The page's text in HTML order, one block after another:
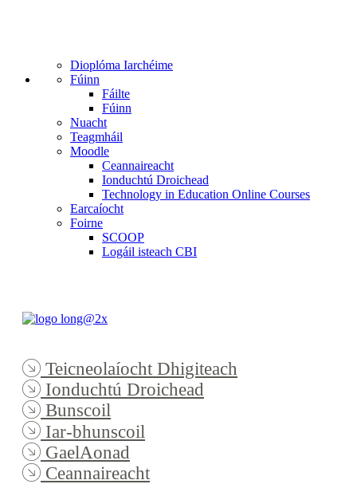
Dioplóma Iarchéime
Fúinn
Fáilte
Fúinn
Nuacht
Teagmháil
Moodle
Ceannaireacht
Ionduchtú Droichead
Technology in Education Online Courses
Earcaíocht
Foirne
SCOOP
Logáil isteach CBI
Teicneolaíocht Dhigiteach
Ionduchtú Droichead
Bunscoil
Iar-bhunscoil
GaelAonad
Ceannaireacht